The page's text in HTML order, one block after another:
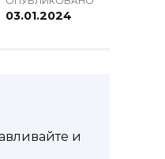
03.01.2024
и